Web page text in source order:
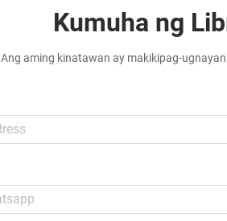
Kumuha ng
Ang aming kinatawan ay makikipag-